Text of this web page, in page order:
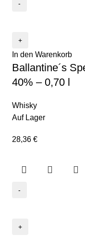
In den Warenkorb
Ballantine´s
40% – 0,70 l
Whisky
Auf Lager
28,36 €